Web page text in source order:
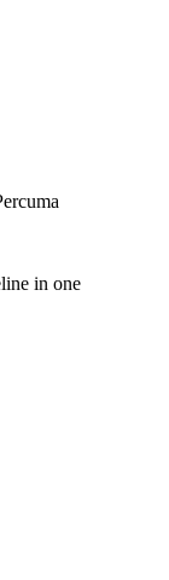
in one